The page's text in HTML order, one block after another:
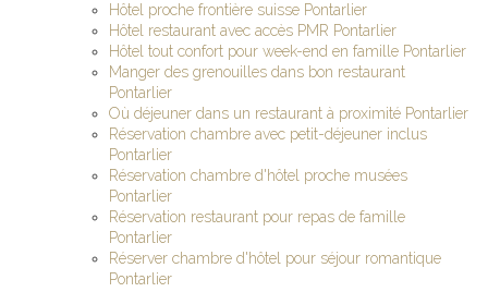
Hôtel proche frontière suisse Pontarlier
Hôtel restaurant avec accès PMR Pontarlier
Hôtel tout confort pour week-end en famille Pontarlier
Manger des grenouilles dans bon restaurant
Pontarlier
Où déjeuner dans un restaurant à proximité Pontarlier
Réservation chambre avec petit-déjeuner inclus
Pontarlier
Réservation chambre d'hôtel proche musées
Pontarlier
Réservation restaurant pour repas de famille
Pontarlier
Réserver chambre d'hôtel pour séjour romantique
Pontarlier